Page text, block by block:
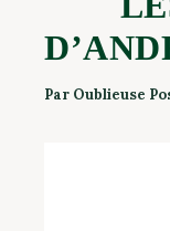
Par Oublieuse